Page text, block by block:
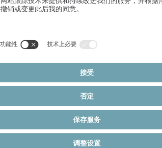
In-Line Solution